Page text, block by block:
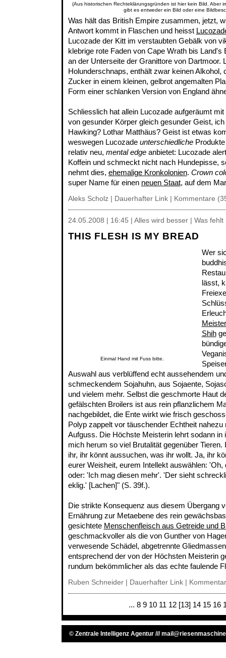
(Aus historischen Rechteklärungsgründen ist hier kein Bild. Aber
gibt es entweder ein Bild oder eine
Was hält das British Empire zusammen, jetzt,
Antwort kommt in Flaschen und heisst
Lucozade der Kitt im verstaubten Gebälk von
klebrige rote Faden von Cape Wrath bis Land's
an der Unterseite der Granittore von Dartmoor.
Holunderschnaps, enthält zwar keinen Alkohol,
Zucker in einem kleinen, gelbrot angemalten
Form einer schlanken Version von England
Schliesslich hat allein Lucozade aufgeräumt
von gesunder Körper gleich gesunder Geist,
Hawking? Lothar Matthäus? Geist ist etwas
weswegen Lucozade unterschiedliche
relativ neu, mental edgeanbietet: Lucozade
Koffein und schmeckt nicht nach Hundepisse,
nehmt dies, ehemalige Kronkolonien. Crown
super Name für einen neuen Staat, auf dem
Aleks Scholz | Dauerhafter Link| Kommentare
24.05.2008 | 16:45 | Alles wird besser | Was
THIS FLESH IS MY BREAD
Einmal Hand mit Fuss bitte.
Wer
lässt,
Shih
Auswahl aus verblüffend echt aussehendem
schmeckendem Sojahuhn, aus Sojaente,
und vielem mehr. Selbst die geschmorte Haut
gefälschten Broilers ist aus rein pflanzlichem
nachgebildet, die Ente wirkt wie frisch
Polyp zappelt vor täuschender Echtheit nahezu
Aufguss. Die Höchste Meisterin lehrt sodann
mich herum so viel Brutalität gegenüber
ihr, ihr könnt aussuchen, was ihr wollt. Ja, ihr
eurer Weisheit, eurem Intellekt auswählen:
oder: 'Ich mag diesen mehr'. 'Der sieht
eklig.' [Lachen]" (S. 39f.).
Die strikte Konsequenz aus diesem Übergang
Ernährung zur Metaebene des rein
gesichtete Menschenfleisch aus Getreide und
geschmackvoller als die von Gunther von
verwesende Schädel, abgetrennte
entsprechend der von der Höchsten Meisterin
rundum bekömmlicher als das echte faulende
Ruben Schneider | Dauerhafter Link|
... 8 9 10 11 12 [13] 14 15 16
© Zentrale Intelligenz Agentur///